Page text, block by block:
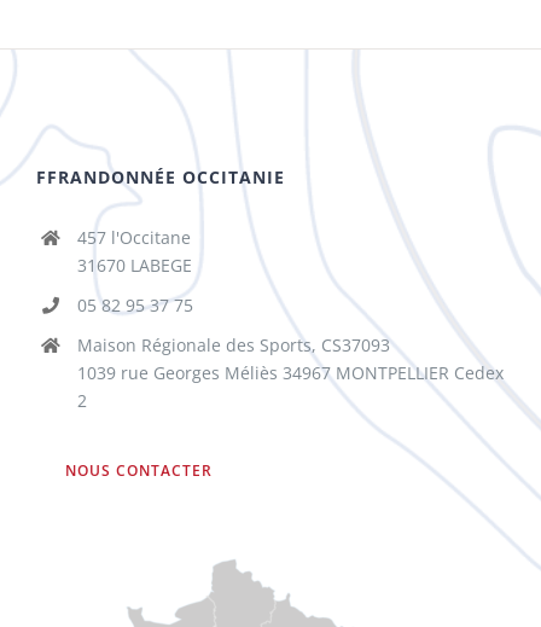
FFRANDONNÉE OCCITANIE
457 l'Occitane
31670 LABEGE
05 82 95 37 75
Maison Régionale des Sports, CS37093
1039 rue Georges Méliès 34967 MONTPELLIER Cedex
2
NOUS CONTACTER